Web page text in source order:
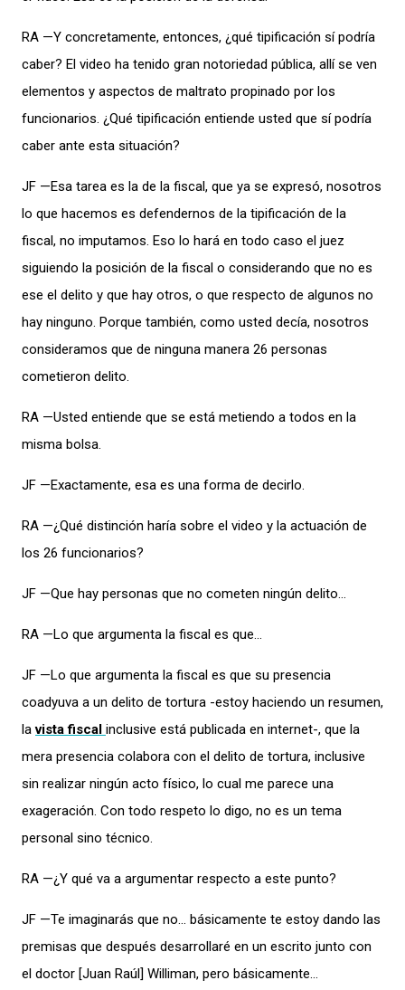
RA —Y concretamente, entonces, ¿qué tipificación sí podría
caber? El video ha tenido gran notoriedad pública, allí se ven
elementos y aspectos de maltrato propinado por los
funcionarios. ¿Qué tipificación entiende usted que sí podría
caber ante esta situación?
JF —Esa tarea es la de la fiscal, que ya se expresó, nosotros
lo que hacemos es defendernos de la tipificación de la
fiscal, no imputamos. Eso lo hará en todo caso el juez
siguiendo la posición de la fiscal o considerando que no es
ese el delito y que hay otros, o que respecto de algunos no
hay ninguno. Porque también, como usted decía, nosotros
consideramos que de ninguna manera 26 personas
cometieron delito.
RA —Usted entiende que se está metiendo a todos en la
misma bolsa.
JF —Exactamente, esa es una forma de decirlo.
RA —¿Qué distinción haría sobre el video y la actuación de
los 26 funcionarios?
JF —Que hay personas que no cometen ningún delito…
RA —Lo que argumenta la fiscal es que…
JF —Lo que argumenta la fiscal es que su presencia
coadyuva a un delito de tortura -estoy haciendo un resumen,
lavista fiscal inclusive está publicada en internet-, que la
mera presencia colabora con el delito de tortura, inclusive
sin realizar ningún acto físico, lo cual me parece una
exageración. Con todo respeto lo digo, no es un tema
personal sino técnico.
RA —¿Y qué va a argumentar respecto a este punto?
JF —Te imaginarás que no… básicamente te estoy dando las
premisas que después desarrollaré en un escrito junto con
el doctor [Juan Raúl] Williman, pero básicamente…